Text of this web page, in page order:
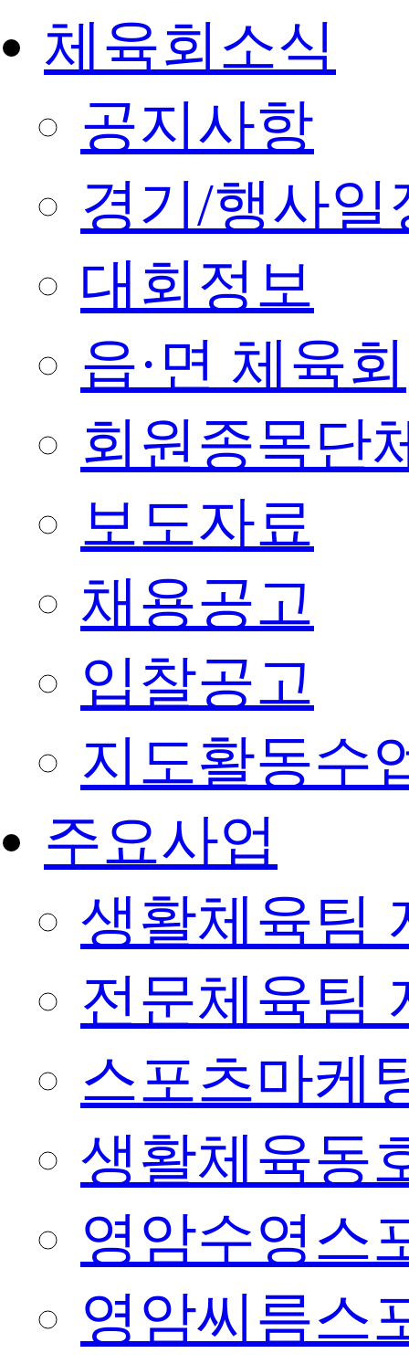
체육회소식
공지사항
경기/행사일
대회정보
읍·면 체육회
회원종목단
보도자료
채용공고
입찰공고
지도활동수
주요사업
생활체육팀
전문체육팀
스포츠마케
생활체육동
영암수영스
영암씨름스